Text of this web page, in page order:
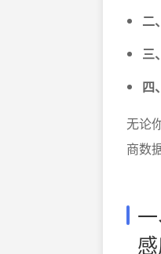
二
三
四
无论
商数